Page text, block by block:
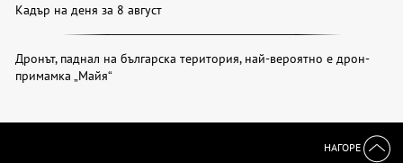
Кадър на деня за 8 август
Дронът, паднал на българска територия, най-вероятно е дрон-
примамка „Майя“
НАГОРЕ